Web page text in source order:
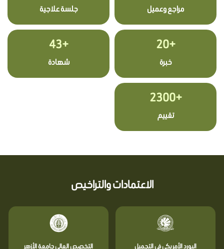
مراجع وعميل جلسة علاجية
+20
خبرة
+43
شهادة
+2300
تقييم
الاعتمادات والتراخيص
البورد الأمريكي في التجميل التخصص العالي جامعة الأزهر